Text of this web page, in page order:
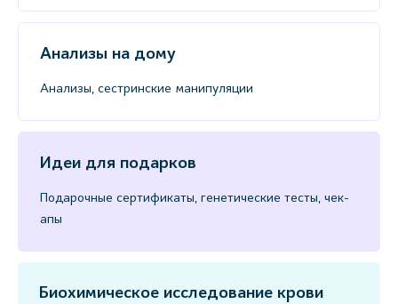
Анализы на дому
Анализы, сестринские манипуляции
Идеи для подарков
Подарочные сертификаты, генетические тесты, чек-
апы
Биохимическое исследование крови